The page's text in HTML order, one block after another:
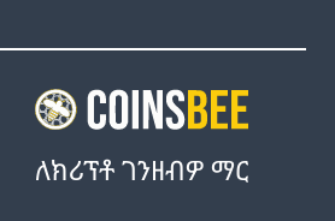
ለክሪፕቶ ገንዘብዎ ማር